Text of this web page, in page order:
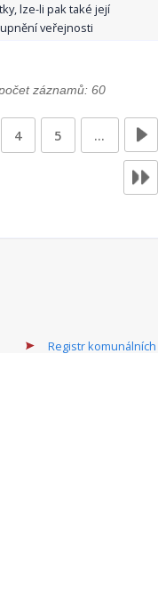
lze-li pak také její
veřejnosti
záznamů: 60
4 5 …
Registr komunálních